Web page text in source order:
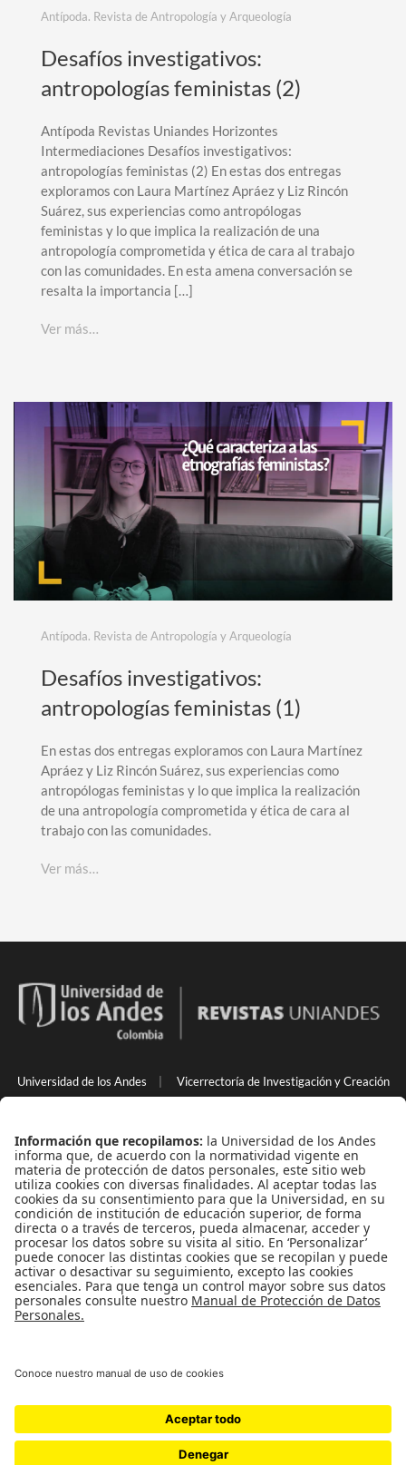
Antípoda. Revista de Antropología y Arqueología
Desafíos investigativos:
antropologías feministas (2)
Antípoda Revistas Uniandes Horizontes
Intermediaciones Desafíos investigativos:
antropologías feministas (2) En estas dos entregas
exploramos con Laura Martínez Apráez y Liz Rincón
Suárez, sus experiencias como antropólogas
feministas y lo que implica la realización de una
antropología comprometida y ética de cara al trabajo
con las comunidades. En esta amena conversación se
resalta la importancia […]
Ver más…
Antípoda. Revista de Antropología y Arqueología
Desafíos investigativos:
antropologías feministas (1)
En estas dos entregas exploramos con Laura Martínez
Apráez y Liz Rincón Suárez, sus experiencias como
antropólogas feministas y lo que implica la realización
de una antropología comprometida y ética de cara al
trabajo con las comunidades.
Ver más…
Universidad de los Andes | Vicerrectoría de Investigación y Creación
Back to Top
Uso de datos personales|Contacto
Universidad de los Andes | Vigilada Mineducación
mayo de 1964. Reconocimiento personería jurídica: Resolución
28 del 23 de febrero de 1949 Minjusticia.